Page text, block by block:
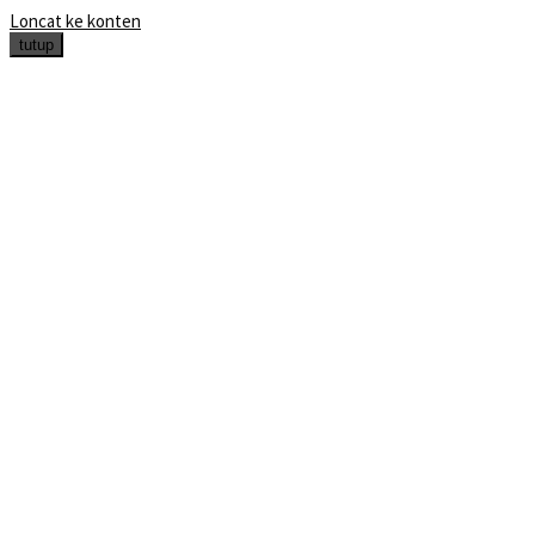
Loncat ke konten
tutup